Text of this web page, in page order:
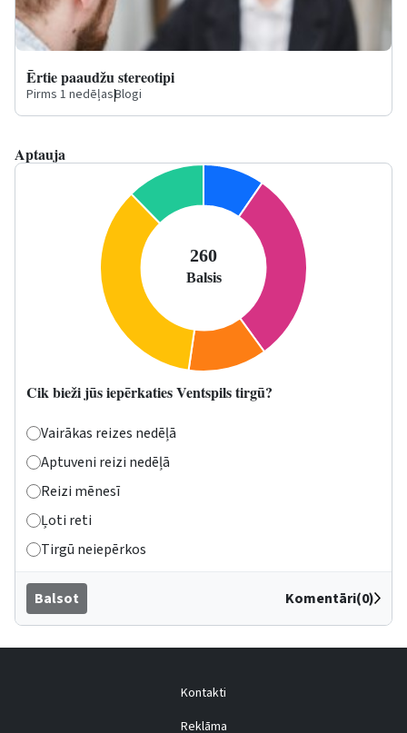
Ērtie paaudžu stereotipi
Pirms 1 nedēļas|Blogi
Aptauja
Cik bieži jūs iepērkaties Ventspils tirgū?
Vairākas reizes nedēļā
Aptuveni reizi nedēļā
Reizi mēnesī
Ļoti reti
Tirgū neiepērkos
Balsot Komentāri(0)
Kontakti
Reklāma